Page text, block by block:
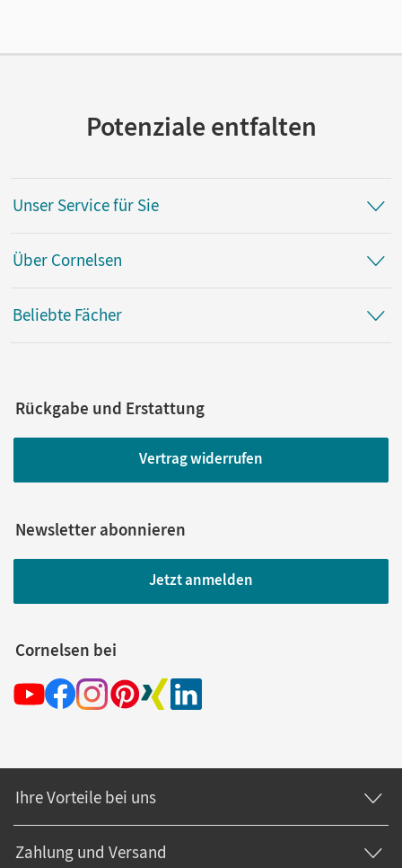
Privatpersonen, die nur mit dem E-Book arbeiten.
Potenziale entfalten
Unser Service für Sie
Über Cornelsen
Beliebte Fächer
Rückgabe und Erstattung
Vertrag widerrufen
Newsletter abonnieren
Jetzt anmelden
Cornelsen bei
Ihre Vorteile bei uns
Zahlung und Versand